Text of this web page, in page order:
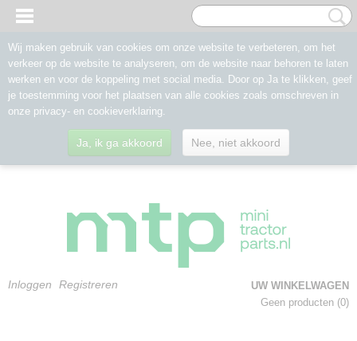
Inloggen Registreren
UW WINKELWAGEN
Geen producten (0)
Wij maken gebruik van cookies om onze website te verbeteren, om het
verkeer op de website te analyseren, om de website naar behoren te laten
werken en voor de koppeling met social media. Door op Ja te klikken, geef
je toestemming voor het plaatsen van alle cookies zoals omschreven in
onze privacy- en cookieverklaring.
Ja, ik ga akkoord Nee, niet akkoord